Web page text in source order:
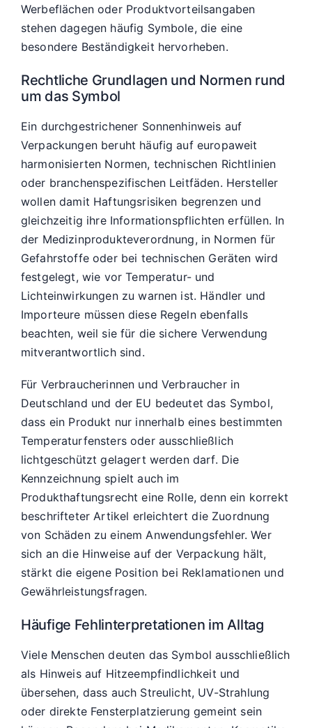
Werbeflächen oder Produktvorteilsangaben
stehen dagegen häufig Symbole, die eine
besondere Beständigkeit hervorheben.
Rechtliche Grundlagen und Normen rund
um das Symbol
Ein durchgestrichener Sonnenhinweis auf
Verpackungen beruht häufig auf europaweit
harmonisierten Normen, technischen Richtlinien
oder branchenspezifischen Leitfäden. Hersteller
wollen damit Haftungsrisiken begrenzen und
gleichzeitig ihre Informationspflichten erfüllen. In
der Medizinprodukteverordnung, in Normen für
Gefahrstoffe oder bei technischen Geräten wird
festgelegt, wie vor Temperatur- und
Lichteinwirkungen zu warnen ist. Händler und
Importeure müssen diese Regeln ebenfalls
beachten, weil sie für die sichere Verwendung
mitverantwortlich sind.
Für Verbraucherinnen und Verbraucher in
Deutschland und der EU bedeutet das Symbol,
dass ein Produkt nur innerhalb eines bestimmten
Temperaturfensters oder ausschließlich
lichtgeschützt gelagert werden darf. Die
Kennzeichnung spielt auch im
Produkthaftungsrecht eine Rolle, denn ein korrekt
beschrifteter Artikel erleichtert die Zuordnung
von Schäden zu einem Anwendungsfehler. Wer
sich an die Hinweise auf der Verpackung hält,
stärkt die eigene Position bei Reklamationen und
Gewährleistungsfragen.
Häufige Fehlinterpretationen im Alltag
Viele Menschen deuten das Symbol ausschließlich
als Hinweis auf Hitzeempfindlichkeit und
übersehen, dass auch Streulicht, UV-Strahlung
oder direkte Fensterplatzierung gemeint sein